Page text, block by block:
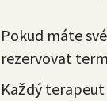
Pokud máte
rezervovat
Každý